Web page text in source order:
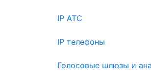
IP АТС
IP телефоны
Голосовые шлюзы и